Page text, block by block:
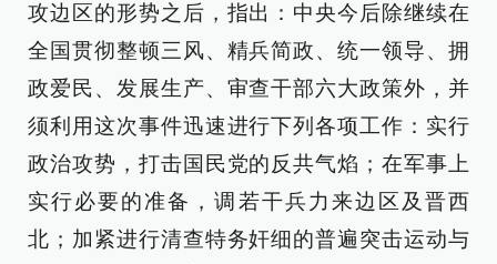
攻边区的形势之后，指出：中央今后除继续在
全国贯彻整顿三风、精兵简政、统一领导、拥
政爱民、发展生产、审查干部六大政策外，并
须利用这次事件迅速进行下列各项工作：实行
政治攻势，打击国民党的反共气焰；在军事上
实行必要的准备，调若干兵力来边区及晋西
北；加紧进行清查特务奸细的普遍突击运动与